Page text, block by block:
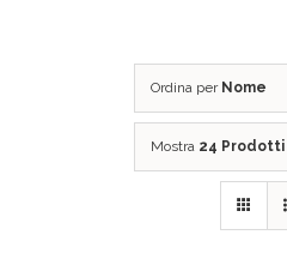
Ordina per Nome
Mostra 24 Prodotti